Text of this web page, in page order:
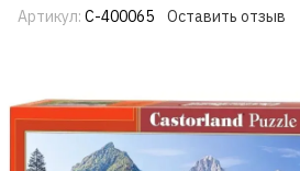
Артикул: C-400065 Оставить отзыв